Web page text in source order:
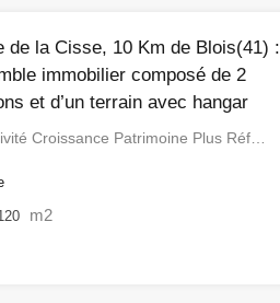
de la Cisse, 10 Km de Blois(41) :
immobilier composé de 2
et d’un terrain avec hangar
Croissance Patrimoine Plus Réf…
m2